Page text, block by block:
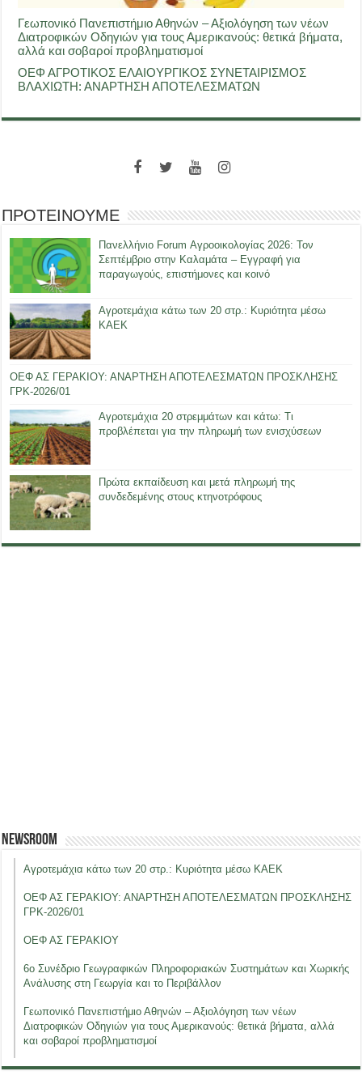
Γεωπονικό Πανεπιστήμιο Αθηνών – Αξιολόγηση των νέων
Διατροφικών Οδηγιών για τους Αμερικανούς: θετικά βήματα,
αλλά και σοβαροί προβληματισμοί
ΟΕΦ ΑΓΡΟΤΙΚΟΣ ΕΛΑΙΟΥΡΓΙΚΟΣ ΣΥΝΕΤΑΙΡΙΣΜΟΣ
ΒΛΑΧΙΩΤΗ: ΑΝΑΡΤΗΣΗ ΑΠΟΤΕΛΕΣΜΑΤΩΝ
ΠΡΟΤΕΙΝΟΥΜΕ
Πανελλήνιο Forum Αγροοικολογίας 2026: Τον
Σεπτέμβριο στην Καλαμάτα – Εγγραφή για
παραγωγούς, επιστήμονες και κοινό
Αγροτεμάχια κάτω των 20 στρ.: Κυριότητα μέσω
ΚΑΕΚ
ΟΕΦ ΑΣ ΓΕΡΑΚΙΟΥ: ΑΝΑΡΤΗΣΗ ΑΠΟΤΕΛΕΣΜΑΤΩΝ ΠΡΟΣΚΛΗΣΗΣ
ΓΡΚ-2026/01
Αγροτεμάχια 20 στρεμμάτων και κάτω: Τι
προβλέπεται για την πληρωμή των ενισχύσεων
Πρώτα εκπαίδευση και μετά πληρωμή της
συνδεδεμένης στους κτηνοτρόφους
Newsroom
Αγροτεμάχια κάτω των 20 στρ.: Κυριότητα μέσω ΚΑΕΚ
ΟΕΦ ΑΣ ΓΕΡΑΚΙΟΥ: ΑΝΑΡΤΗΣΗ ΑΠΟΤΕΛΕΣΜΑΤΩΝ ΠΡΟΣΚΛΗΣΗΣ
ΓΡΚ-2026/01
ΟΕΦ ΑΣ ΓΕΡΑΚΙΟΥ
6ο Συνέδριο Γεωγραφικών Πληροφοριακών Συστημάτων και Χωρικής
Ανάλυσης στη Γεωργία και το Περιβάλλον
Γεωπονικό Πανεπιστήμιο Αθηνών – Αξιολόγηση των νέων
Διατροφικών Οδηγιών για τους Αμερικανούς: θετικά βήματα, αλλά
και σοβαροί προβληματισμοί